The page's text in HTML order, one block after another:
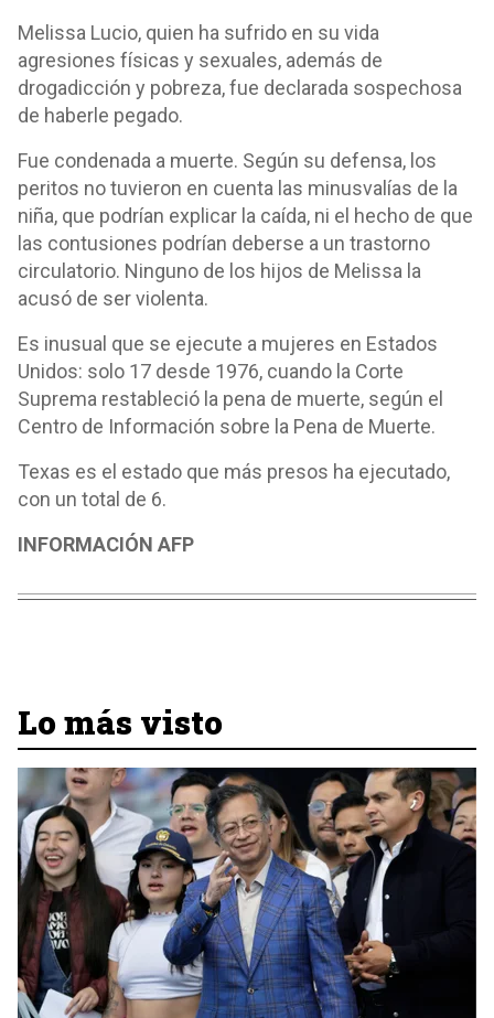
Melissa Lucio, quien ha sufrido en su vida
agresiones físicas y sexuales, además de
drogadicción y pobreza, fue declarada sospechosa
de haberle pegado.
Fue condenada a muerte. Según su defensa, los
peritos no tuvieron en cuenta las minusvalías de la
niña, que podrían explicar la caída, ni el hecho de que
las contusiones podrían deberse a un trastorno
circulatorio. Ninguno de los hijos de Melissa la
acusó de ser violenta.
Es inusual que se ejecute a mujeres en Estados
Unidos: solo 17 desde 1976, cuando la Corte
Suprema restableció la pena de muerte, según el
Centro de Información sobre la Pena de Muerte.
Texas es el estado que más presos ha ejecutado,
con un total de 6.
INFORMACIÓN AFP
Lo más visto